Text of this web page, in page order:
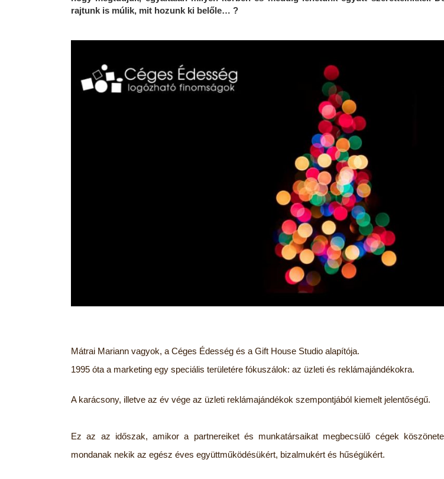
rajtunk is múlik, mit hozunk ki belőle… ?
Mátrai Mariann vagyok, a Céges Édesség és a Gift House Studio alapítója.
1995 óta a marketing egy speciális területére fókuszálok: az üzleti és reklámajándékokra.
A karácsony, illetve az év vége az üzleti reklámajándékok szempontjából kiemelt jelentőségű.
Ez az az időszak, amikor a partnereiket és munkatársaikat megbecsülő cégek
mondanak nekik az egész éves együttműködésükért, bizalmukért és hűségükért.